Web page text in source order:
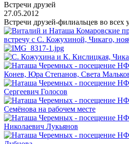
Встречи друзей
27.05.2012
Встречи друзей-филиальцев во всех